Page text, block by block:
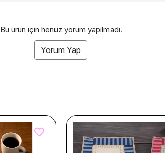
Bu ürün için henüz yorum yapılmadı.
Yorum Yap